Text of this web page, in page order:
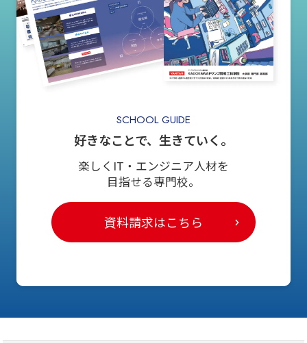
SCHOOL GUIDE
好きなことで、生きていく。
楽しくIT・エンジニア人材を
目指せる専門校。
資料請求はこちら